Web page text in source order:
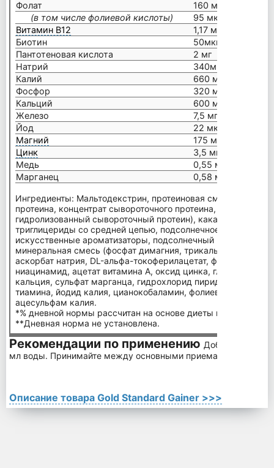
Фолат
160 мкг DFE
(в том числе фолиевой кислоты)
95 мкг
Витамин В12
1,17 мкг
Биотин
50мкг
Пантотеновая кислота
2 мг
Натрий
340мг
Калий
660 мг
Фосфор
320 мг
Кальций
600 мг
Железо
7,5 мг
Йод
22 мкг
Магний
175 мг
Цинк
3,5 мг
Медь
0,55 мг
Марганец
0,58 мг
Ингредиенты: Мальтодекстрин, протеиновая смесь (изолят
протеина, концентрат сывороточного протеина,
гидролизованный сывороточный протеин), какао (щелочной
триглицериды со средней цепью, подсолнечное масло,
искусственные ароматизаторы, подсолнечный и/или
минеральная смесь (фосфат димагния, трикальций фосфат,
аскорбат натрия, DL-альфа-токоферилацетат, фумарат
ниацинамид, ацетат витамина А, оксид цинка, глюконат
кальция, сульфат марганца, гидрохлорид пиридоксина,
тиамина, йодид калия, цианокобаламин, фолиевая кислота),
ацесульфам калия.
*% дневной нормы рассчитан на основе диеты в 2000
**Дневная норма не установлена.
Рекомендации по применению Добавьте одну
мл воды. Принимайте между основными приемами пищи и/
Описание товара Gold Standard Gainer >>>